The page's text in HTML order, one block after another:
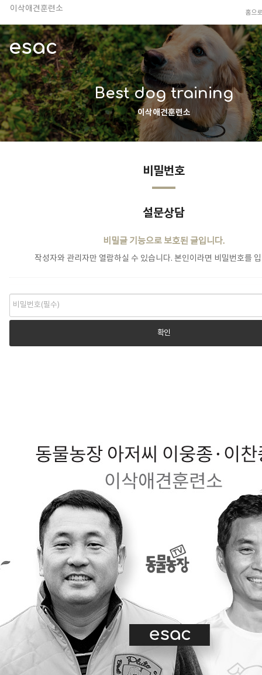
이삭애견훈련소
안전하고 행복한 펫티켓 선도!
경기도 화성시 봉담읍 위치
이찬종, 이웅종 소장 소개
홈으로
esac
Best dog training
이삭애견훈련소
비밀번호
설문상담
비밀글 기능으로 보호된 글입니다.
작성자와 관리자만 열람하실 수 있습니다. 본인이라면 비밀번호를